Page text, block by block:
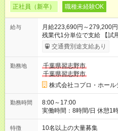
正社員（新卒） 職種未経験OK
給与
月給223,690円～279,200円
残業代1
交通費別途支給あり
勤務地
千葉県習志野市
千葉県習志野市
株式会社コプロ・ホール
勤務時間
8:00～17:00
実働時間：8時間/日 休憩1時間 残業はほとんどなく、定時
る日が多い働き方です。
ので、 「今日やるべき仕
特徴 10名以上の大量募集